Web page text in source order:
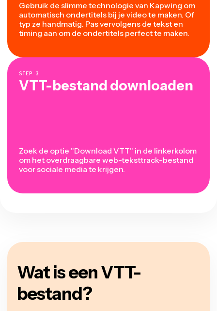
Gebruik de slimme technologie van Kapwing om
automatisch ondertitels bij je video te maken. Of
typ ze handmatig. Pas vervolgens de tekst en
timing aan om de ondertitels perfect te maken.
STEP 3
VTT-bestand downloaden
Zoek de optie "Download VTT" in de linkerkolom
om het overdraagbare web-teksttrack-bestand
voor sociale media te krijgen.
Wat is een VTT-
bestand?